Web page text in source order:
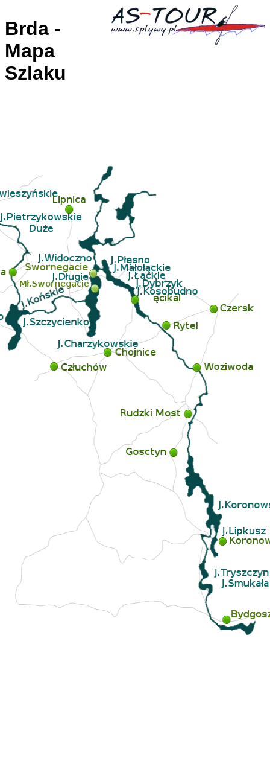
Brda -
Mapa
Szlaku